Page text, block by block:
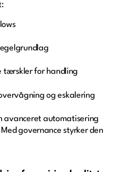
tærskler for handling
og eskalering
avanceret automatisering
governance styrker den